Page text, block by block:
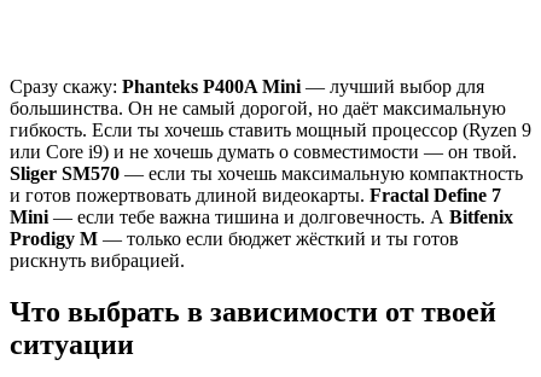
Сразу скажу: Phanteks P400A Mini — лучший выбор для
большинства. Он не самый дорогой, но даёт максимальную
гибкость. Если ты хочешь ставить мощный процессор (Ryzen 9
или Core i9) и не хочешь думать о совместимости — он твой.
Sliger SM570 — если ты хочешь максимальную компактность
и готов пожертвовать длиной видеокарты. Fractal Define 7
Mini — если тебе важна тишина и долговечность. А Bitfenix
Prodigy M — только если бюджет жёсткий и ты готов
рискнуть вибрацией.
Что выбрать в зависимости от твоей
ситуации